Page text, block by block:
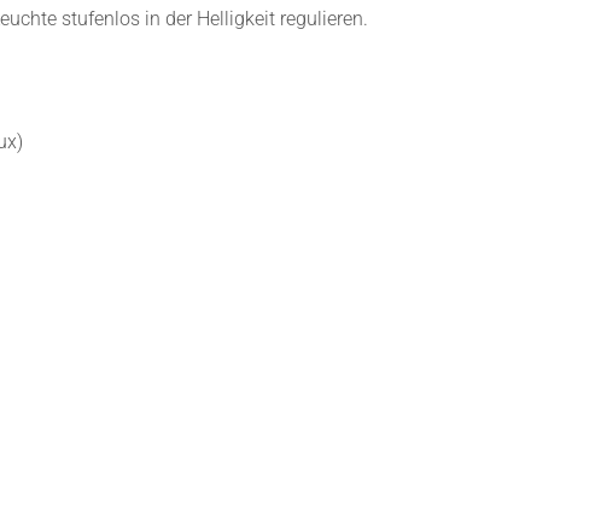
stufenlos in der Helligkeit regulieren.